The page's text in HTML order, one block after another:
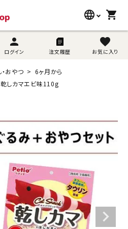
language
lang-name
shopping_cart
person
ログイン 注文履歴
favorite
お気に入り
search
おやつ
6ヶ月から
乾しカマエビ味110g